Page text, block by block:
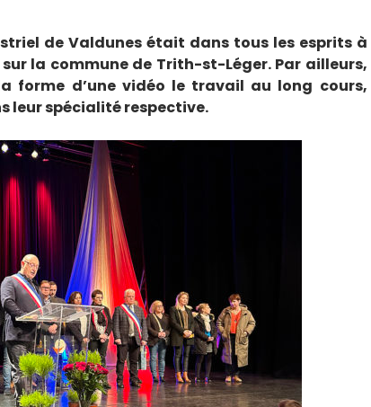
de Valdunes était dans tous les esprits à
la commune de Trith-st-Léger. Par ailleurs,
forme d’une vidéo le travail au long cours,
leur spécialité respective.